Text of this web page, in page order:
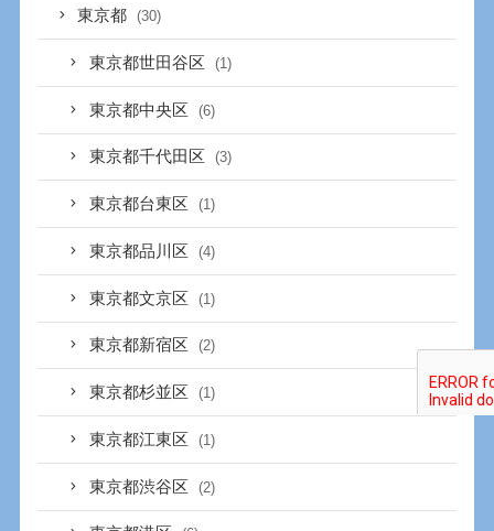
東京都 (30)
東京都世田谷区 (1)
東京都中央区 (6)
東京都千代田区 (3)
東京都台東区 (1)
東京都品川区 (4)
東京都文京区 (1)
東京都新宿区 (2)
東京都杉並区 (1)
東京都江東区 (1)
東京都渋谷区 (2)